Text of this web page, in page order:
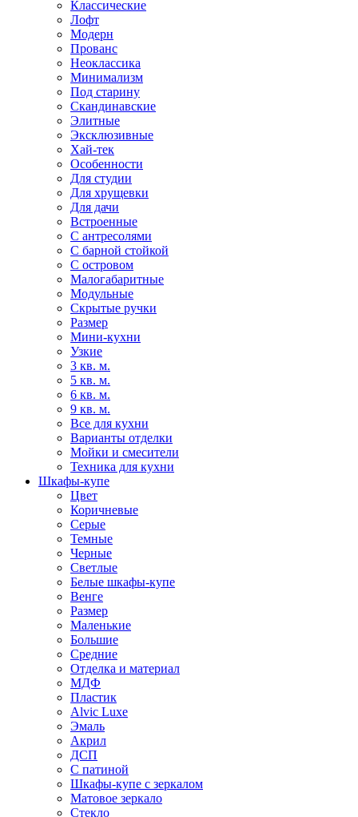
Классические
Лофт
Модерн
Прованс
Неоклассика
Минимализм
Под старину
Скандинавские
Элитные
Эксклюзивные
Хай-тек
Особенности
Для студии
Для хрущевки
Для дачи
Встроенные
С антресолями
С барной стойкой
С островом
Малогабаритные
Модульные
Скрытые ручки
Размер
Мини-кухни
Узкие
3 кв. м.
5 кв. м.
6 кв. м.
9 кв. м.
Все для кухни
Варианты отделки
Мойки и смесители
Техника для кухни
Шкафы-купе
Цвет
Коричневые
Серые
Темные
Черные
Светлые
Белые шкафы-купе
Венге
Размер
Маленькие
Большие
Средние
Отделка и материал
МДФ
Пластик
Alvic Luxe
Эмаль
Акрил
ДСП
С патиной
Шкафы-купе с зеркалом
Матовое зеркало
Стекло